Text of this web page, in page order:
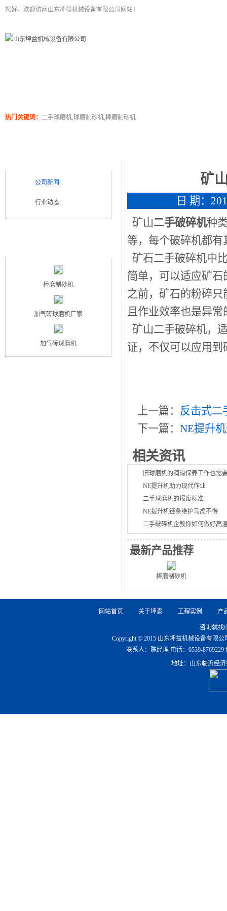
您好，欢迎访问山东坤益机械设备有限公司网站！
热门关键词： 二手球磨机,球磨制砂机,棒磨制砂机
矿
日 期：
矿山二手破碎机种
等，每个破碎机都
矿石二手破碎机中
简单，可以适应矿
之前，矿石的粉碎
且作业效率也是异
矿山二手破碎机，
证，不仅可以应用
上一篇： 反击式二
下一篇： NE提升
相关资讯
旧球磨机的润滑保养工作也需
NE提升机助力现代作业
二手球磨机的报废标准
NE提升机链条维护马虎不得
二手破碎机企教你如何做好高
最新产品推荐
棒磨制砂机
公司新闻
行业动态
棒磨制砂机
加气砖球磨机厂家
加气砖球磨机
网站首页 关于坤泰 工程实例 产
咨询就找
Copyright © 2015 山东坤益机械设备有限
联系人：陈经理 电话：0539-8769229
地址：山东临沂经